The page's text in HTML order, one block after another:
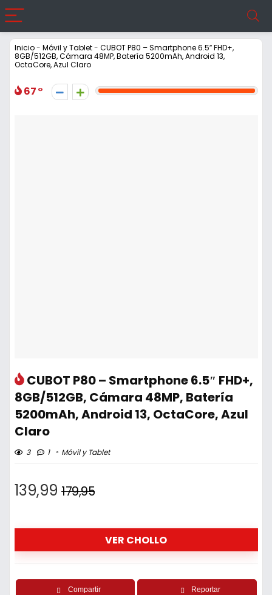
Inicio- Móvil y Tablet- CUBOT P80 – Smartphone 6.5″ FHD+,
8GB/512GB, Cámara 48MP, Batería 5200mAh, Android 13,
OctaCore, Azul Claro
67
CUBOT P80 – Smartphone 6.5″ FHD+,
8GB/512GB, Cámara 48MP, Batería
5200mAh, Android 13, OctaCore, Azul
Claro
3 1 Móvil y Tablet
139,99 179,95
VER CHOLLO
Compartir Reportar